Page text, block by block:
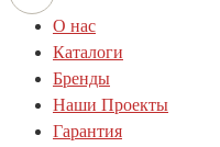
О нас
Каталоги
Бренды
Наши Проекты
Гарантия